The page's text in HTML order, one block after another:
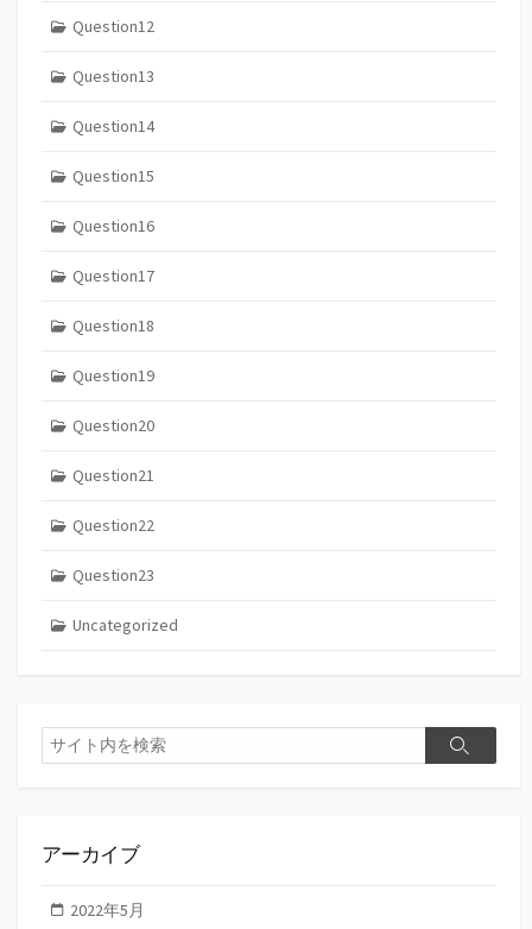
Question12
Question13
Question14
Question15
Question16
Question17
Question18
Question19
Question20
Question21
Question22
Question23
Uncategorized
検
索
検
アーカイブ
2022年5月